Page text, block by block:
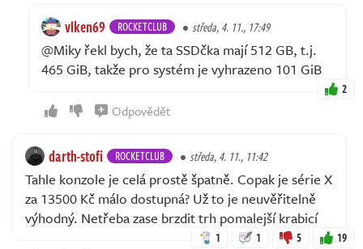
vlken69 ROCKETCLUB středa, 4. 11., 17:49
@Miky řekl bych, že ta SSDčka mají 512 GB, t.j.
465 GiB, takže pro systém je vyhrazeno 101 GiB
2
Odpovědět
darth-stofi ROCKETCLUB středa, 4. 11., 11:42
Tahle konzole je celá prostě špatně. Copak je série X
za 13500 Kč málo dostupná? Už to je neuvěřitelně
výhodný. Netřeba zase brzdit trh pomalejší krabicí
1 1 5 19